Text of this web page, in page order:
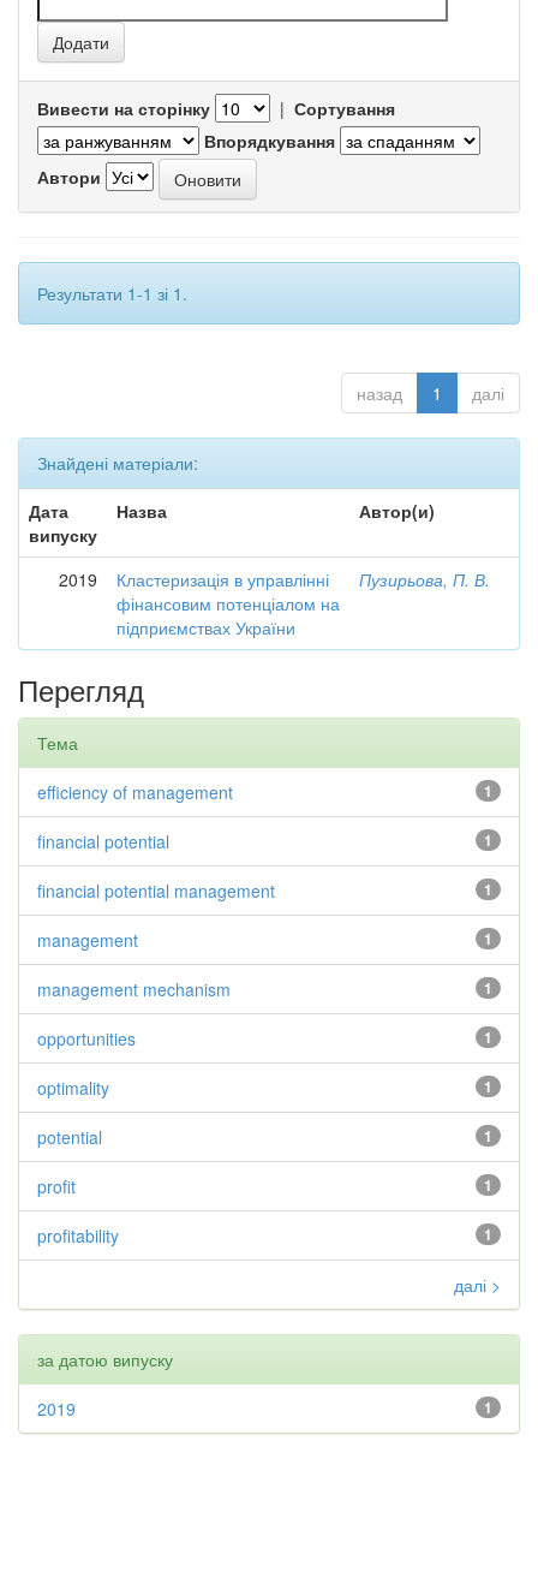
Вивести на сторінку | Сортування
Впорядкування
Автори
Результати 1-1 зі 1.
назад 1 далі
Знайдені матеріали:
Дата
випуску
Назва Автор(и)
2019
Кластеризація в управлінні
фінансовим потенціалом на
підприємствах України
Пузирьова, П. В.
Перегляд
Тема
1
efficiency of management
1
financial potential
1
financial potential management
1
management
1
management mechanism
1
opportunities
1
optimality
1
potential
1
profit
1
profitability
далі >
за датою випуску
1
2019